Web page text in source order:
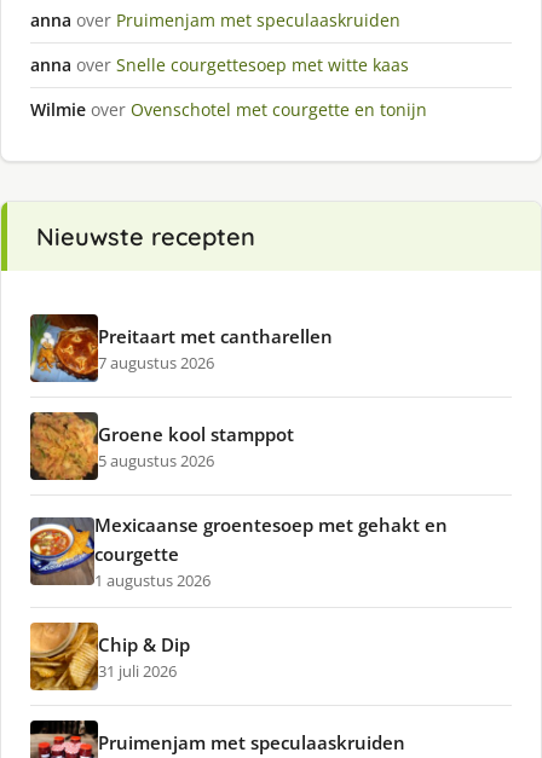
anna over Pruimenjam met speculaaskruiden
anna over Snelle courgettesoep met witte kaas
Wilmie over Ovenschotel met courgette en tonijn
Nieuwste recepten
Preitaart met cantharellen
7 augustus 2026
Groene kool stamppot
5 augustus 2026
Mexicaanse groentesoep met gehakt en
courgette
1 augustus 2026
Chip & Dip
31 juli 2026
Pruimenjam met speculaaskruiden